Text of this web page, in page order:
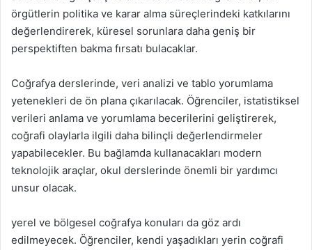
örgütlerin politika ve karar alma süreçlerindeki katkılarını
değerlendirerek, küresel sorunlara daha geniş bir
perspektiften bakma fırsatı bulacaklar.
Coğrafya derslerinde, veri analizi ve tablo yorumlama
yetenekleri de ön plana çıkarılacak. Öğrenciler, istatistiksel
verileri anlama ve yorumlama becerilerini geliştirerek,
coğrafi olaylarla ilgili daha bilinçli değerlendirmeler
yapabilecekler. Bu bağlamda kullanacakları modern
teknolojik araçlar, okul derslerinde önemli bir yardımcı
unsur olacak.
yerel ve bölgesel coğrafya konuları da göz ardı
edilmeyecek. Öğrenciler, kendi yaşadıkları yerin coğrafi